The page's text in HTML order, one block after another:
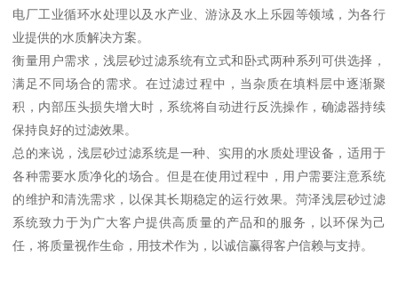
电厂工业循环水处理以及水产业、游泳及水上乐园等领域，为各行
业提供的水质解决方案。
衡量用户需求，浅层砂过滤系统有立式和卧式两种系列可供选择，
满足不同场合的需求。在过滤过程中，当杂质在填料层中逐渐聚
积，内部压头损失增大时，系统将自动进行反洗操作，确滤器持续
保持良好的过滤效果。
总的来说，浅层砂过滤系统是一种、实用的水质处理设备，适用于
各种需要水质净化的场合。但是在使用过程中，用户需要注意系统
的维护和清洗需求，以保其长期稳定的运行效果。菏泽浅层砂过滤
系统致力于为广大客户提供高质量的产品和的服务，以环保为己
任，将质量视作生命，用技术作为，以诚信赢得客户信赖与支持。